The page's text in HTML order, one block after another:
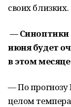
своих близких.
— Синоптики
июня будет
в этом
—По
целом